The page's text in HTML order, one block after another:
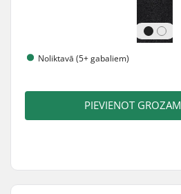
Noliktavā (5+ gabaliem)
PIEVIENOT GROZAM